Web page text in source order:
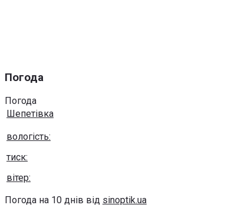
Погода
Погода
Шепетівка
вологість:
тиск:
вітер:
Погода на 10 днів від sinoptik.ua